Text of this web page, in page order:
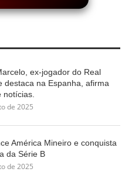
ex-jogador do Real
destaca na Espanha, afirma
notícias.
de 2025
América Mineiro e conquista
da Série B
de 2025